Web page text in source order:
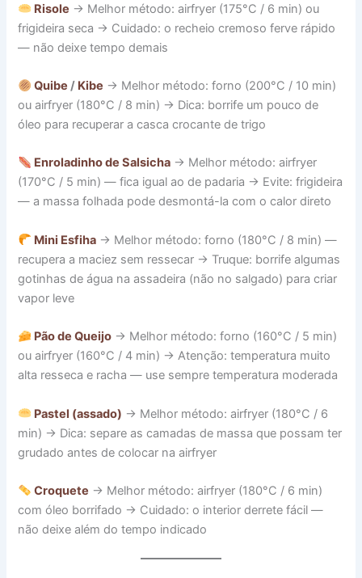
Risole → Melhor método: airfryer (175°C / 6 min) ou
frigideira seca → Cuidado: o recheio cremoso ferve rápido
— não deixe tempo demais
Quibe / Kibe → Melhor método: forno (200°C / 10 min)
ou airfryer (180°C / 8 min) → Dica: borrife um pouco de
óleo para recuperar a casca crocante de trigo
Enroladinho de Salsicha → Melhor método: airfryer
(170°C / 5 min) — fica igual ao de padaria → Evite: frigideira
— a massa folhada pode desmontá-la com o calor direto
Mini Esfiha → Melhor método: forno (180°C / 8 min) —
recupera a maciez sem ressecar → Truque: borrife algumas
gotinhas de água na assadeira (não no salgado) para criar
vapor leve
Pão de Queijo → Melhor método: forno (160°C / 5 min)
ou airfryer (160°C / 4 min) → Atenção: temperatura muito
alta resseca e racha — use sempre temperatura moderada
Pastel (assado) → Melhor método: airfryer (180°C / 6
min) → Dica: separe as camadas de massa que possam ter
grudado antes de colocar na airfryer
Croquete → Melhor método: airfryer (180°C / 6 min)
com óleo borrifado → Cuidado: o interior derrete fácil —
não deixe além do tempo indicado